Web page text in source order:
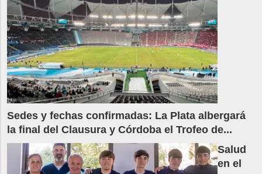
Sedes y fechas confirmadas: La Plata albergará
la final del Clausura y Córdoba el Trofeo de...
Salud
en el